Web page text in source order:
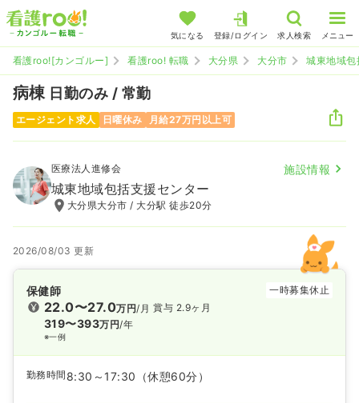
気になる 登録/ログイン 求人検索 メニュー
看護roo![カンゴルー] 看護roo! 転職 大分県 大分市 城東地域
病棟 日勤のみ / 常勤
エージェント求人 日曜休み 月給27万円以上可
医療法人進修会 施設情報
城東地域包括支援センター
大分県大分市 / 大分駅 徒歩20分
2026/08/03 更新
保健師 一時募集休止
22.0〜27.0万円/月
319〜393万円/年
※一例
賞与 2.9ヶ月
勤務時間 8:30～17:30 （休憩60分）